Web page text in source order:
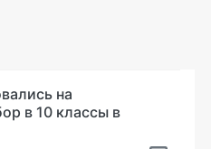
на
в 10 классы в